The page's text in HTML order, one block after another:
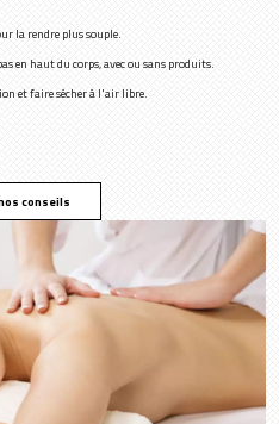
la rendre plus souple.
en haut du corps, avec ou sans produits.
et faire sécher à l'air libre.
conseils